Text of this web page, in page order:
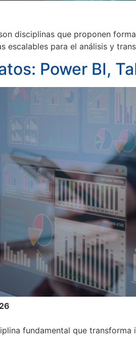
disciplinas que proponen
escalables para el análisis y
Power BI,
fundamental que